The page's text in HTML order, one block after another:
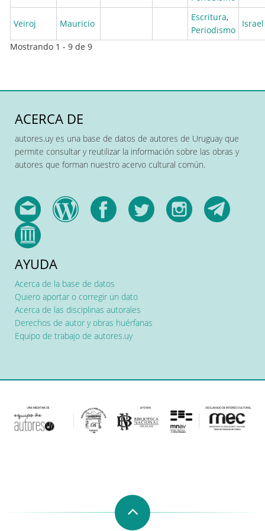
Veiroj Mauricio
Escritura,
Periodismo
Israel
Mostrando 1 - 9 de 9
ACERCA DE
autores.uy es una base de datos de autores de Uruguay que
permite consultar y reutilizar la información sobre las obras y
autores que forman nuestro acervo cultural común.
AYUDA
Acerca de la base de datos
Quiero aportar o corregir un dato
Acerca de las disciplinas autorales
Derechos de autor y obras huérfanas
Equipo de trabajo de autores.uy